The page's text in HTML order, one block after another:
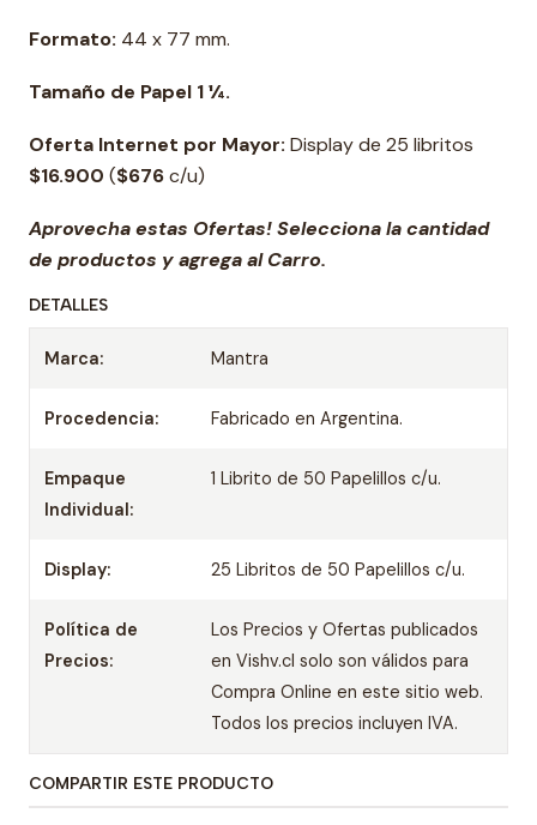
Formato: 44 x 77 mm.
Tamaño de Papel 1 ¼.
Oferta Internet por Mayor: Display de 25 libritos
$16.900 ($676c/u)
Aprovecha estas Ofertas! Selecciona la cantidad
de productos y agrega al Carro.
DETALLES
Marca: Mantra
Procedencia: Fabricado en Argentina.
Empaque
Individual:
1 Librito de 50 Papelillos c/u.
Display: 25 Libritos de 50 Papelillos c/u.
Política de
Precios:
Los Precios y Ofertas publicados
en Vishv.cl solo son válidos para
Compra Online en este sitio web.
Todos los precios incluyen IVA.
COMPARTIR ESTE PRODUCTO